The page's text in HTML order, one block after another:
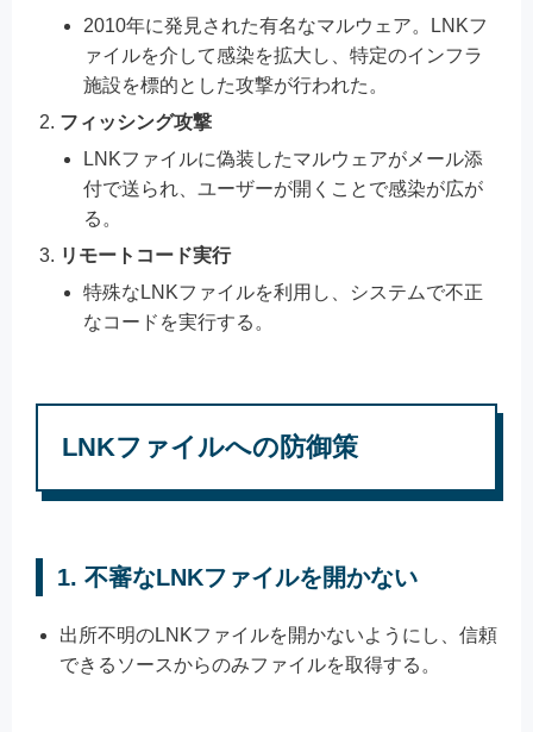
2010年に発見された有名なマルウェア。LNKフ
ァイルを介して感染を拡大し、特定のインフラ
施設を標的とした攻撃が行われた。
フィッシング攻撃
LNKファイルに偽装したマルウェアがメール添
付で送られ、ユーザーが開くことで感染が広が
る。
リモートコード実行
特殊なLNKファイルを利用し、システムで不正
なコードを実行する。
LNKファイルへの防御策
1. 不審なLNKファイルを開かない
出所不明のLNKファイルを開かないようにし、信頼
できるソースからのみファイルを取得する。